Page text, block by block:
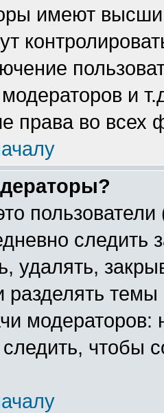
имеют
модераторов и
права во всех
следить
удалять,
чтобы